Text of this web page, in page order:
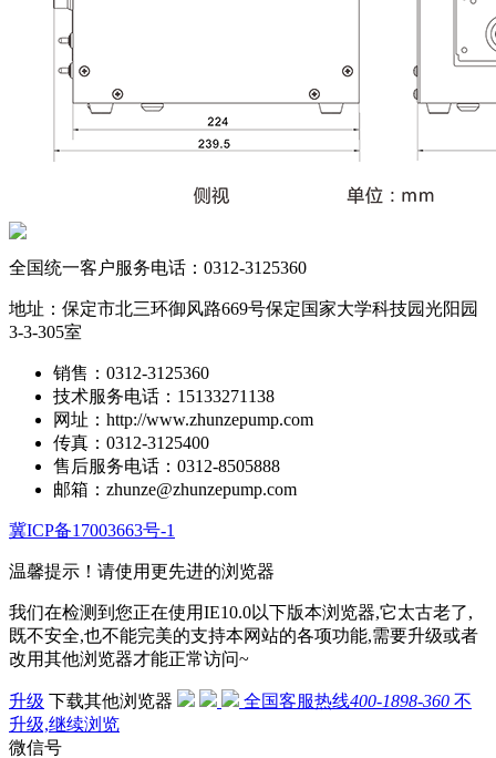
全国统一客户服务电话： 0312-3125360
地址：保定市北三环御风路669号保定国家大学科技园光阳园
3-3-305室
销售：0312-3125360
技术服务电话：15133271138
网址：http://www.zhunzepump.com
传真：0312-3125400
售后服务电话：0312-8505888
邮箱：zhunze@zhunzepump.com
冀ICP备17003663号-1
温馨提示！ 请使用更先进的浏览器
我们在检测到您正在使用IE10.0以下版本浏览器,它太古老了,
既不安全,也不能完美的支持本网站的各项功能,需要升级或者
改用其他浏览器才能正常访问~
升级 下载其他浏览器 全国客服热线400-1898-360 不
升级,继续浏览
微信号